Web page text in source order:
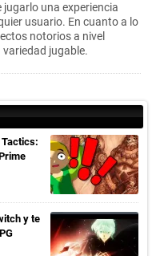
una experiencia
usuario. En cuanto a lo
notorios a nivel
jugable.
Tactics:
y te